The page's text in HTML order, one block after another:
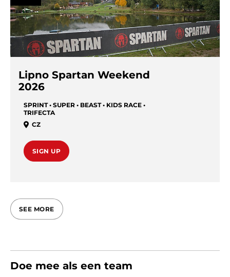
Lipno Spartan Weekend
2026
SPRINT • SUPER • BEAST • KIDS RACE •
TRIFECTA
CZ
SIGN UP
SEE MORE
Doe mee als een team